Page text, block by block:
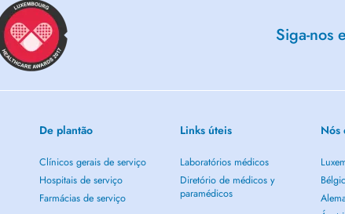
de soulager les douleurs liées au frottement, notamment
comme les hallux valgus.
Siga-nos
De plantão
Clínicos gerais de serviço
Hospitais de serviço
Farmácias de serviço
Links úteis
Laboratórios médicos
Diretório de médicos y
paramédicos
Nós